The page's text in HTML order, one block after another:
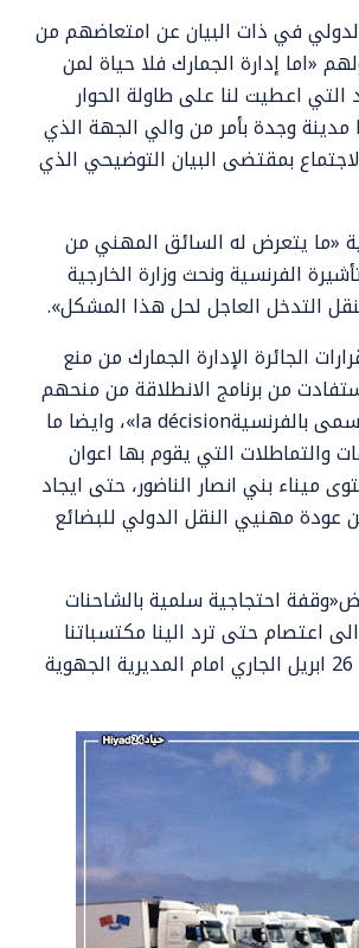
الدولي في ذات البيان عن امتعاضهم من
«اما إدارة الجمارك فلا حياة لمن
التي اعطيت لنا على طاولة الحوار
مدينة وجدة بأمر من والي الجهة الذي
بمقتضى البيان التوضيحي الذي
«ما يتعرض له السائق المهني من
الفرنسية ونحث وزارة الخارجية
التدخل العاجل لحل هذا المشكل».
الجائرة الإدارة الجمارك من منع
من برنامج الانطلاقة من منحهم
قرار التعشير ما يسمى بالفرنسيةla décision»، وايضا ما
والتماطلات التي يقوم بها اعوان
ميناء بني انصار الناضور، حتی ايجاد
عودة مهنيي النقل الدولي للبضائع
احتجاجية سلمية بالشاحنات
اعتصام حتى ترد الينا مكتسباتنا
وذلك يوم الاربعاء 26 ابريل الجاري امام المديرية الجهوية